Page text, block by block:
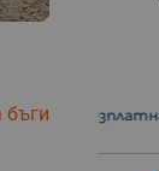
бъги опаковка